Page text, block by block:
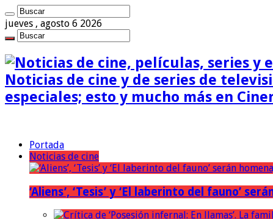
jueves , agosto 6 2026
Noticias de cine y de series de
especiales; esto y mucho más en
Portada
Noticias de cine
‘Aliens’, ‘Tesis’ y ‘El laberinto del fauno’